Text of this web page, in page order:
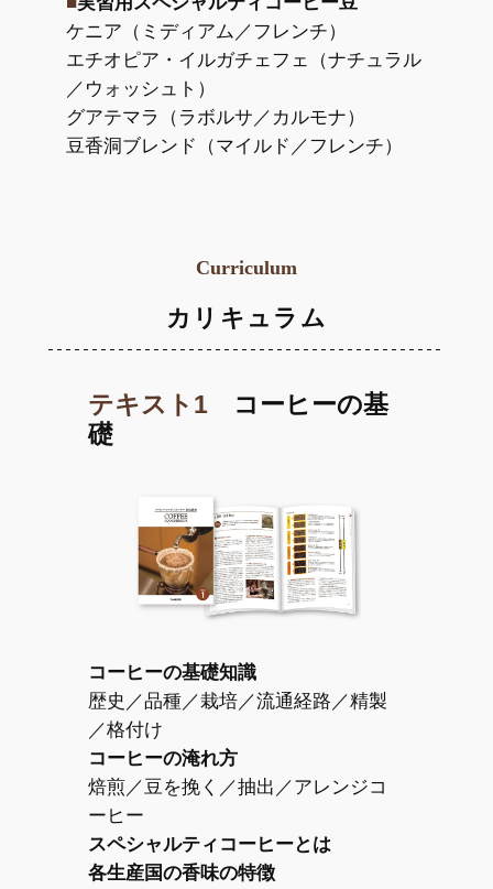
ケニア（ミディアム／フレンチ）
エチオピア・イルガチェフェ（ナチュラル
／ウォッシュト）
グアテマラ（ラボルサ／カルモナ）
豆香洞ブレンド（マイルド／フレンチ）
Curriculum
カリキュラム
テキスト1
コーヒーの基
礎
コーヒーの基礎知識
歴史／品種／栽培／流通経路／精製
／格付け
コーヒーの淹れ方
焙煎／豆を挽く／抽出／アレンジコ
ーヒー
スペシャルティコーヒーとは
各生産国の香味の特徴